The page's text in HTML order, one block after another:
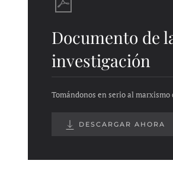
Documento de
investigación
Tomándonos en serio al
DESCARGAR AHORA